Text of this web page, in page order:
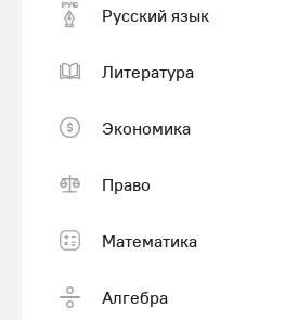
Русский язык
Литература
Экономика
Право
Математика
Алгебра